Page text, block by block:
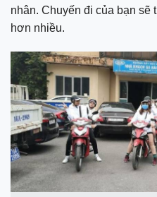
nhân. Chuyến đi của bạn sẽ
hơn nhiều.